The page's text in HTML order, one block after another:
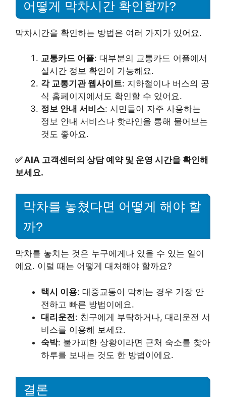
어떻게 막차시간 확인할까?
막차시간을 확인하는 방법은 여러 가지가 있어요.
교통카드 어플: 대부분의 교통카드 어플에서
실시간 정보 확인이 가능해요.
각 교통기관 웹사이트: 지하철이나 버스의 공
식 홈페이지에서도 확인할 수 있어요.
정보 안내 서비스: 시민들이 자주 사용하는
정보 안내 서비스나 핫라인을 통해 물어보는
것도 좋아요.
✅ AIA 고객센터의 상담 예약 및 운영 시간을 확인해
보세요.
막차를 놓쳤다면 어떻게 해야 할
까?
막차를 놓치는 것은 누구에게나 있을 수 있는 일이
에요. 이럴 때는 어떻게 대처해야 할까요?
택시 이용: 대중교통이 막히는 경우 가장 안
전하고 빠른 방법이에요.
대리운전: 친구에게 부탁하거나, 대리운전 서
비스를 이용해 보세요.
숙박: 불가피한 상황이라면 근처 숙소를 찾아
하루를 보내는 것도 한 방법이에요.
결론